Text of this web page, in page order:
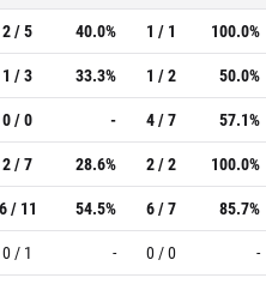
2 / 5 40.0% 1 / 1 100.0%
1 / 3 33.3% 1 / 2 50.0%
0 / 0 - 4 / 7 57.1%
2 / 7 28.6% 2 / 2 100.0%
6 / 11 54.5% 6 / 7 85.7%
0 / 1 - 0 / 0 -